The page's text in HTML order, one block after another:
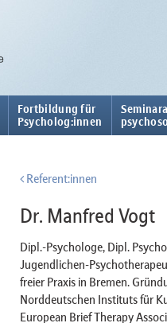
Fortbildung für
Psycholog:innen
Referent:innen
Dr. Manfred Vogt
Dipl.-Psychologe, Dipl.
Jugendlichen-
freier Praxis in Bremen.
Norddeutschen Instituts für
European Brief Therapy